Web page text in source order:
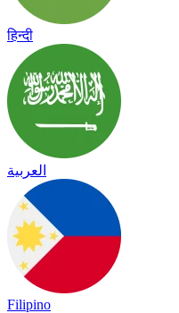
हिन्दी
العربية
Filipino